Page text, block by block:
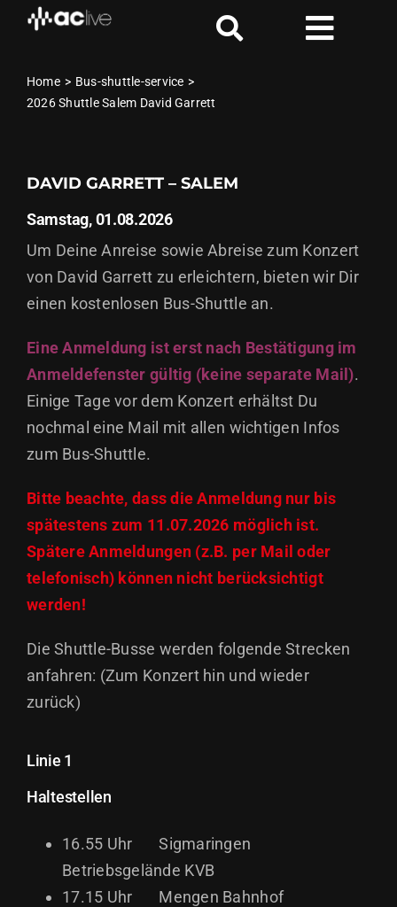
Inhalt
Aktuelle Shows
Handicap
VIP
AC Live & Loud Blog
News
Home
Bus-shuttle-service
2026 Shuttle Salem David Garrett
DAVID GARRETT – SALEM
Samstag, 01.08.2026
Um Deine Anreise sowie Abreise zum Konzert
von David Garrett zu erleichtern, bieten wir Dir
einen kostenlosen Bus-Shuttle an.
Eine Anmeldung ist erst nach Bestätigung im
Anmeldefenster gültig (keine separate Mail).
Einige Tage vor dem Konzert erhältst Du
nochmal eine Mail mit allen wichtigen Infos
zum Bus-Shuttle.
Bitte beachte, dass die Anmeldung nur bis
spätestens zum 11.07.2026 möglich ist.
Spätere Anmeldungen (z.B. per Mail oder
telefonisch) können nicht berücksichtigt
werden!
Die Shuttle-Busse werden folgende Strecken
anfahren: (Zum Konzert hin und wieder
zurück)
Linie 1
Haltestellen
16.55 Uhr Sigmaringen
Betriebsgelände KVB
17.15 Uhr Mengen Bahnhof